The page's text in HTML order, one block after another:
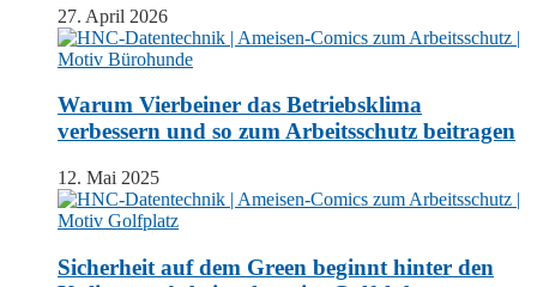
27. April 2026
Warum Vierbeiner das Betriebsklima
verbessern und so zum Arbeitsschutz beitragen
12. Mai 2025
Sicherheit auf dem Green beginnt hinter den